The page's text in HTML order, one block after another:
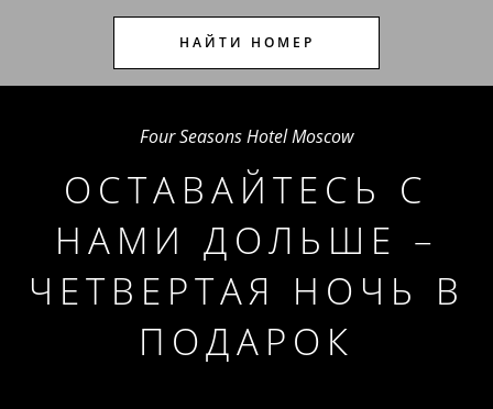
НАЙТИ НОМЕР
Four Seasons Hotel Moscow
ОСТАВАЙТЕСЬ С
НАМИ ДОЛЬШЕ –
ЧЕТВЕРТАЯ НОЧЬ В
ПОДАРОК